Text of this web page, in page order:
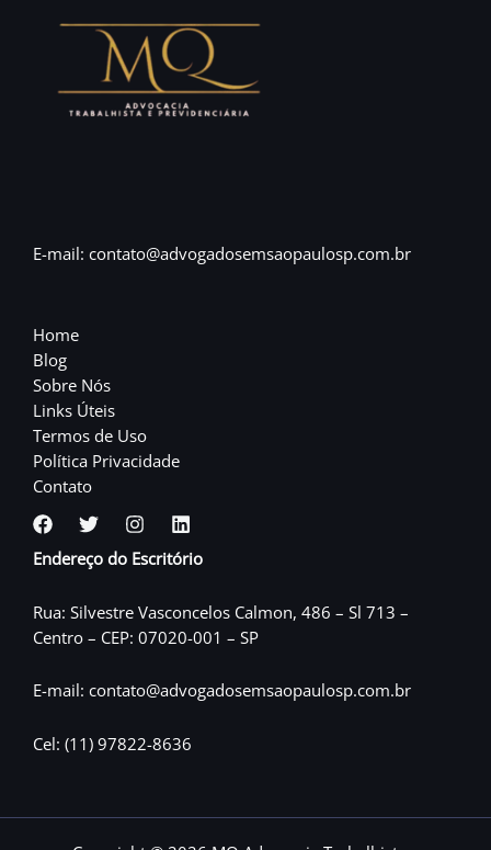
E-mail: contato@advogadosemsaopaulosp.com.br
Home
Blog
Sobre Nós
Links Úteis
Termos de Uso
Política Privacidade
Contato
Endereço do Escritório
Rua: Silvestre Vasconcelos Calmon, 486 – Sl 713 –
Centro – CEP: 07020-001 – SP
E-mail: contato@advogadosemsaopaulosp.com.br
Cel: (11) 97822-8636